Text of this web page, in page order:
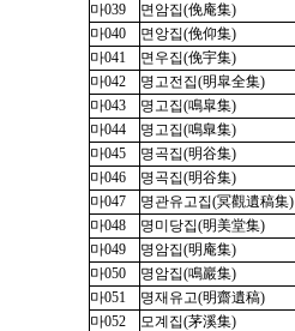
마039
면암집(俛庵集)
마040
면앙집(俛仰集)
마041
면우집(俛宇集)
마042
명고전집(明皐全集)
마043
명고집(鳴皐集)
마044
명고집(鳴臯集)
마045
명곡집(明谷集)
마046
명곡집(明谷集)
마047
명관유고집(冥觀遺稿集)
마048
명미당집(明美堂集)
마049
명암집(明庵集)
마050
명암집(鳴巖集)
마051
명재유고(明齋遺稿)
마052
모계집(茅溪集)